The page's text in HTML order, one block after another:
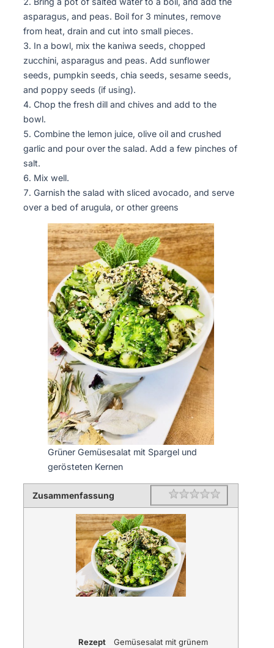
asparagus, and peas. Boil for 3 minutes, remove
from heat, drain and cut into small pieces.
In a bowl, mix the kaniwa seeds, chopped
zucchini, asparagus and peas. Add sunflower
seeds, pumpkin seeds, chia seeds, sesame seeds,
and poppy seeds (if using).
Chop the fresh dill and chives and add to the
bowl.
Combine the lemon juice, olive oil and crushed
garlic and pour over the salad. Add a few pinches of
salt.
Mix well.
Garnish the salad with sliced avocado, and serve
over a bed of arugula, or other greens
Grüner Gemüsesalat mit Spargel und
gerösteten Kernen
Zusammenfassung Rating 1 star
2 stars
3 stars
4 stars
5 stars
Rezept
Gemüsesalat mit grünem